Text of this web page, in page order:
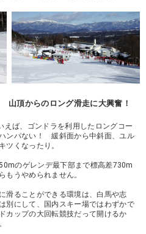
山頂からのロング滑走に大興奮！
えば、ゴンドラを利用したロングコー
ンパない！ 緩斜面から中斜面、ユル
ツくなったり。
のゲレンデ最下部まで標高差730m
もうやめられません。
滑ることができる環境は、白馬や志
別にして、国内スキー場ではわずかで
カップの大回転競技だって開けるか